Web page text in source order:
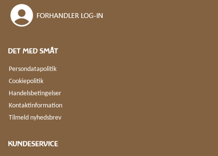
DET MED SMÅT
Persondatapolitik
Cookiepolitik
Handelsbetingelser
Kontaktinformation
Tilmeld nyhedsbrev
KUNDESERVICE